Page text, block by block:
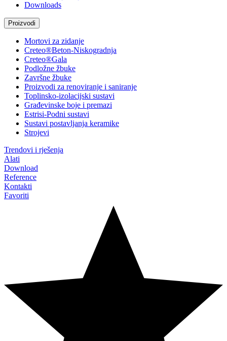
Downloads
Proizvodi
Mortovi za zidanje
Creteo®Beton-Niskogradnja
Creteo®Gala
Podložne žbuke
Završne žbuke
Proizvodi za renoviranje i saniranje
Toplinsko-izolacijski sustavi
Građevinske boje i premazi
Estrisi-Podni sustavi
Sustavi postavljanja keramike
Strojevi
Trendovi i rješenja
Alati
Download
Reference
Kontakti
Favoriti